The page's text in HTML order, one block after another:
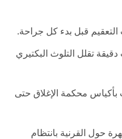
قبل بدء كل جراحة.
دقيقة تقلل التلوث البكتيري
بأكياس محكمة الإغلاق حتى
حول القرنية بانتظام